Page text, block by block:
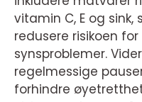
vitamin C, E og
redusere risikoen
synsproblemer.
regelmessige
forhindre